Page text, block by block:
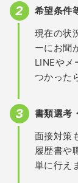
希望条件
現在の状
ーにお聞
LINEやメ
つかった
書類選考
面接対策
履歴書や
単に行え